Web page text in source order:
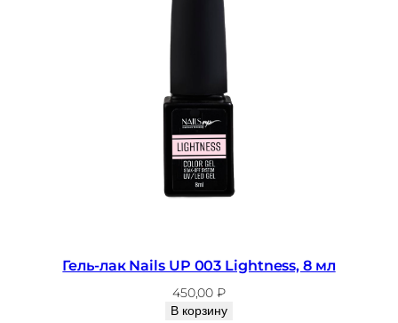
Гель-лак Nails UP 003 Lightness, 8 мл
450,00₽
В корзину